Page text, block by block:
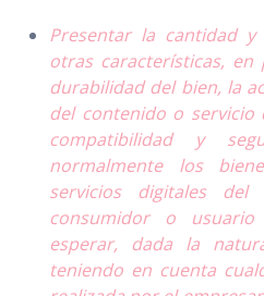
Presentar la cantidad
otras características,
durabilidad del bien, la
del contenido o servicio
compatibilidad y
normalmente los
servicios digitales
consumidor o usuario
esperar, dada la
teniendo en cuenta